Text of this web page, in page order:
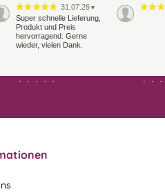
31.07.26 ▼
Super schnelle Lieferung,
Produkt und Preis
hervorragend. Gerne
wieder, vielen Dank.